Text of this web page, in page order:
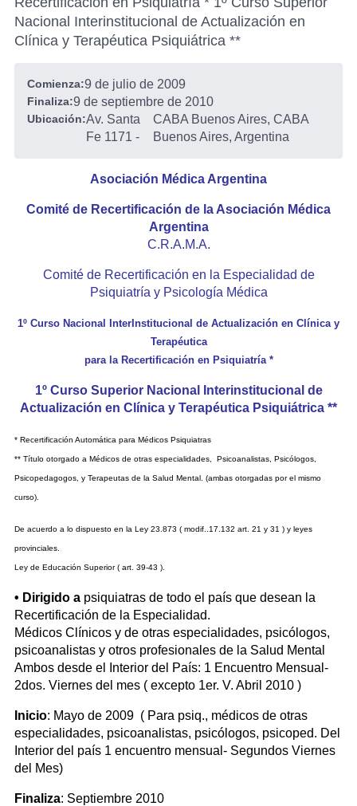
Nacional Interinstitucional de Actualización en
Clínica y Terapéutica Psiquiátrica **
Comienza:9 de julio de 2009
Finaliza:9 de septiembre de 2010
Ubicación:Av. Santa
Fe 1171 -
CABA Buenos Aires, CABA
Buenos Aires, Argentina
Asociación Médica Argentina
Comité de Recertificación de la Asociación Médica
Argentina
C.R.A.M.A.
Comité de Recertificación en la Especialidad de
Psiquiatría y Psicología Médica
1º Curso Nacional InterInstitucional de Actualización en Clínica y
Terapéutica
para la Recertificación en Psiquiatría *
1º Curso Superior Nacional Interinstitucional de
Actualización en Clínica y Terapéutica Psiquiátrica **
* Recertificación Automática para Médicos Psiquiatras
** Título otorgado a Médicos de otras especialidades, Psicoanalistas, Psicólogos,
Psicopedagogos, y Terapeutas de la Salud Mental. (ambas otorgadas por el mismo
curso).
De acuerdo a lo dispuesto en la Ley 23.873 ( modif..17.132 art. 21 y 31 ) y leyes
provinciales.
Ley de Educación Superior ( art. 39-43 ).
• Dirigido a psiquiatras de todo el país que desean la
Recertificación de la Especialidad.
Médicos Clínicos y de otras especialidades, psicólogos,
psicoanalistas y otros profesionales de la Salud Mental
Ambos desde el Interior del País: 1 Encuentro Mensual-
2dos. Viernes del mes ( excepto 1er. V. Abril 2010 )
Inicio: Mayo de 2009 ( Para psiq., médicos de otras
especialidades, psicoanalistas, psicólogos, psicoped. Del
Interior del país 1 encuentro mensual- Segundos Viernes
del Mes)
Finaliza: Septiembre 2010